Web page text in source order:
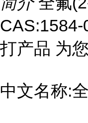
CAS:1584-
打产品 为
中文名称: